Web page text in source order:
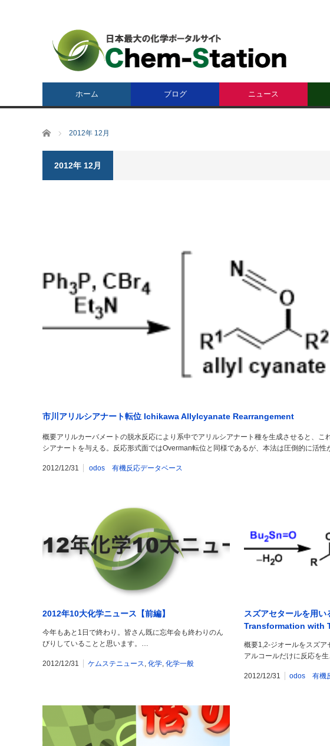
ホーム ブログ ニュース
ホーム 2012年 12月
2012年 12月
市川アリルシアナート転位 Ichikawa Allylcyanate Rearrangement
概要アリルカーバメートの脱水反応により系中でアリルシアナート種を生成させると、こ
シアナートを与える。反応形式面ではOverman転位と同様であるが、本法は圧倒的に活
2012/12/31 odos 有機反応データベース
2012年10大化学ニュース【前編】
今年もあと1日で終わり。皆さん既に忘年会も終わりのん
びりしていることと思います。…
2012/12/31 ケムステニュース, 化学, 化学一般
スズアセタールを用
Transformation with
概要1,2-ジオールをスズ
アルコールだけに反応を
2012/12/31 odos 有機